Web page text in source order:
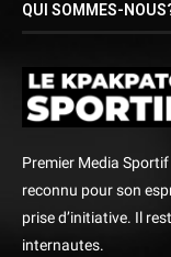
QUI SOMMES-
Premier Media Sportif
reconnu pour son
prise d’initiative. Il
internautes.